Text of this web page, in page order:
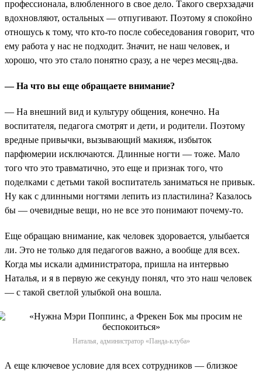
профессионала, влюбленного в свое дело. Такого сверхзадачи
вдохновляют, остальных — отпугивают. Поэтому я спокойно
отношусь к тому, что кто-то после собеседования говорит, что
ему работа у нас не подходит. Значит, не наш человек, и
хорошо, что это стало понятно сразу, а не через месяц-два.
— На что вы еще обращаете внимание?
— На внешний вид и культуру общения, конечно. На
воспитателя, педагога смотрят и дети, и родители. Поэтому
вредные привычки, вызывающий макияж, избыток
парфюмерии исключаются. Длинные ногти — тоже. Мало
того что это травматично, это еще и признак того, что
поделками с детьми такой воспитатель заниматься не привык.
Ну как с длинными ногтями лепить из пластилина? Казалось
бы — очевидные вещи, но не все это понимают почему-то.
Еще обращаю внимание, как человек здоровается, улыбается
ли. Это не только для педагогов важно, а вообще для всех.
Когда мы искали администратора, пришла на интервью
Наталья, и я в первую же секунду понял, что это наш человек
— с такой светлой улыбкой она вошла.
Наталья, администратор «Панда-клуба»
А еще ключевое условие для всех сотрудников — близкое